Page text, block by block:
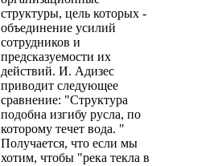
структуры, цель которых -
объединение усилий
сотрудников и
предсказуемости их
действий. И. Адизес
приводит следующее
сравнение: "Структура
подобна изгибу русла, по
которому течет вода. "
Получается, что если мы
хотим, чтобы "река текла в